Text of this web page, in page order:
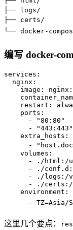
├── logs/
├── certs/
└── docker-
编写 docker-
services :
  nginx
:
    image
:
    restart
:
    ports
:
      -
"80:80 "
      -
"443:443 "
    extra_hosts
:
      -
"
    volumes
:
      -
./html:/
      -
./
      -
./logs:/
      -
./certs:/
    environment
:
      -
TZ=Asia/
这里几个要点：